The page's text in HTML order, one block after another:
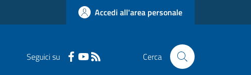
Accedi all'area personale
Seguici su Cerca